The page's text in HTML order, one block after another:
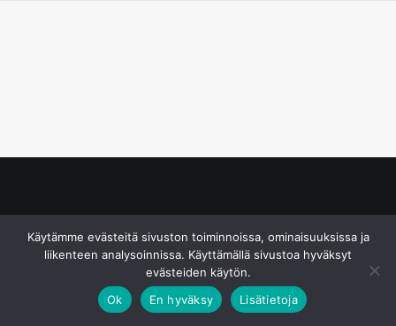
Käytämme evästeitä sivuston toiminnoissa, ominaisuuksissa ja
liikenteen analysoinnissa. Käyttämällä sivustoa hyväksyt
evästeiden käytön.
Ok
En hyväksy Lisätietoja